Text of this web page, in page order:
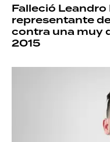
Falleció Leandro
representante
contra una muy
2015